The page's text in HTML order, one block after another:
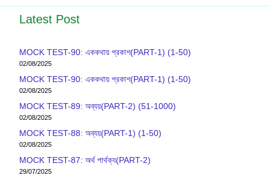
Latest Post
MOCK TEST-90: এককথায় প্রকাশ(PART-1) (1-50)
02/08/2025
MOCK TEST-90: এককথায় প্রকাশ(PART-1) (1-50)
02/08/2025
MOCK TEST-89: অব্যয়(PART-2) (51-1000)
02/08/2025
MOCK TEST-88: অব্যয়(PART-1) (1-50)
02/08/2025
MOCK TEST-87: অর্থ পার্থক্য(PART-2)
29/07/2025